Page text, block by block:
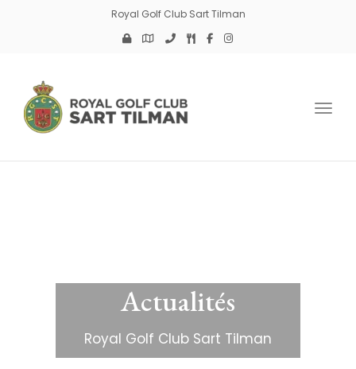
Royal Golf Club Sart Tilman
Actualités
Royal Golf Club Sart Tilman